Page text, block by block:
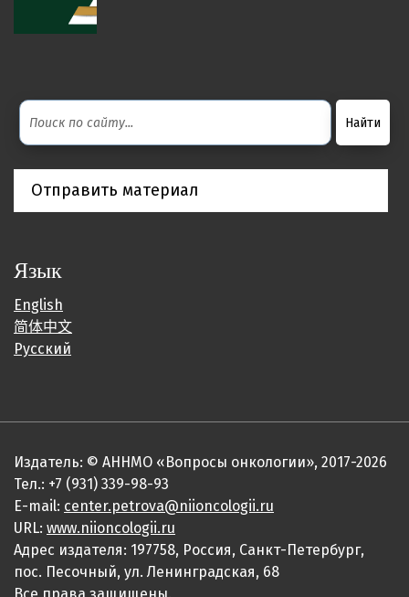
Отправить материал
Язык
English
简体中文
Русский
Издатель: © АННМО «Вопросы онкологии», 2017-2026
Тел.: +7 (931) 339-98-93
E-mail: center.petrova@niioncologii.ru
URL: www.niioncologii.ru
Адрес издателя: 197758, Россия, Санкт-Петербург,
пос. Песочный, ул. Ленинградская, 68